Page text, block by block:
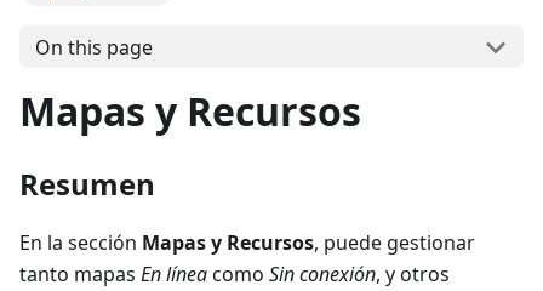
On this page
Mapas y Recursos
Resumen
En la sección Mapas y Recursos, puede gestionar
tanto mapas En líneacomo Sin conexión, y otros